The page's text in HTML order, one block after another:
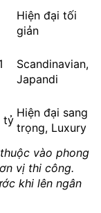
Hiện đại tối
giản
Scandinavian,
Japandi
tỷ
Hiện đại sang
trọng, Luxury
vào phong
vị thi công.
khi lên ngân